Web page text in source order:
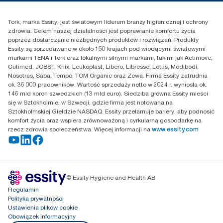
Przedstawiciele handlowi
Puławska 180
02-670 Warszawa
Polska
Tork, marka Essity, jest światowym liderem branży higienicznej i ochrony
zdrowia. Celem naszej działalności jest poprawianie komfortu życia
poprzez dostarczanie niezbędnych produktów i rozwiązań. Produkty
Essity są sprzedawane w około 150 krajach pod wiodącymi światowymi
markami TENA i Tork oraz lokalnymi silnymi markami, takimi jak Actimove,
Cutimed, JOBST, Knix, Leukoplast, Libero, Libresse, Lotus, Modibodi,
Nosotras, Saba, Tempo, TOM Organic oraz Zewa. Firma Essity zatrudnia
ok. 36 000 pracowników. Wartość sprzedaży netto w 2024 r. wyniosła ok.
146 mld koron szwedzkich (13 mld euro). Siedziba główna Essity mieści
się w Sztokholmie, w Szwecji, gdzie firma jest notowana na
Sztokholmskiej Giełdzie NASDAQ. Essity przełamuje bariery, aby podnosić
komfort życia oraz wspiera zrównoważoną i cyrkularną gospodarkę na
rzecz zdrowia społeczeństwa. Więcej informacji na www.essity.com
© Essity Hygiene and Health AB
Regulamin
Polityka prywatności
Ustawienia plików cookie
Obowiązek informacyjny